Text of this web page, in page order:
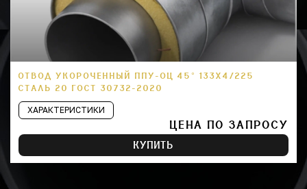
ОТВОД УКОРОЧЕННЫЙ ППУ-ОЦ 45° 133Х4/225
СТАЛЬ 20 ГОСТ 30732-2020
ХАРАКТЕРИСТИКИ
ЦЕНА ПО ЗАПРОСУ
КУПИТЬ